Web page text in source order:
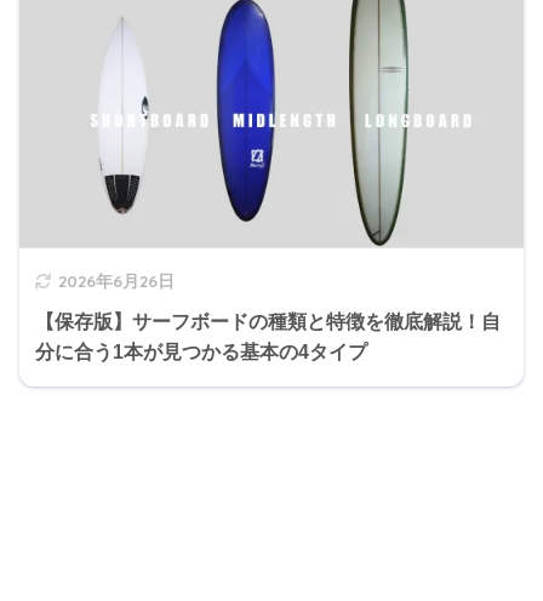
2026年6月26日
【保存版】サーフボードの種類と特徴を徹底解説！自
分に合う1本が見つかる基本の4タイプ